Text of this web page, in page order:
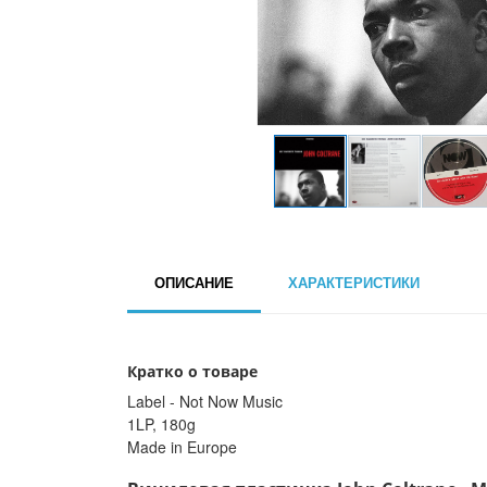
ОПИСАНИЕ ХАРАКТЕРИСТИКИ
Кратко о товаре
Label - Not Now Music
1LP, 180g
Made in Europe